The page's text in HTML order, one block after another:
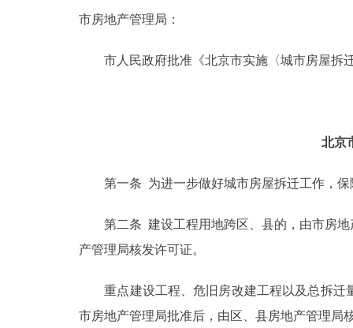
政民互动
12345网上接诉即办
市房地产管理局：
市人民政府批准《北京市实施〈城市房屋拆
北京
第一条 为进一步做好城市房屋拆迁工作，保
第二条 建设工程用地跨区、县的，由市房地
产管理局核发许可证。
重点建设工程、危旧房改建工程以及总拆迁量
市房地产管理局批准后，由区、县房地产管理局